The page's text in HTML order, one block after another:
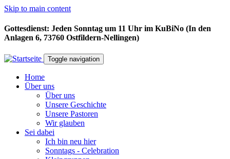
Skip to main content
Gottesdienst: Jeden Sonntag um 11 Uhr im KuBiNo (In den
Anlagen 6, 73760 Ostfildern-Nellingen)
Toggle navigation
Home
Über uns
Über uns
Unsere Geschichte
Unsere Pastoren
Wir glauben
Sei dabei
Ich bin neu hier
Sonntags - Celebration